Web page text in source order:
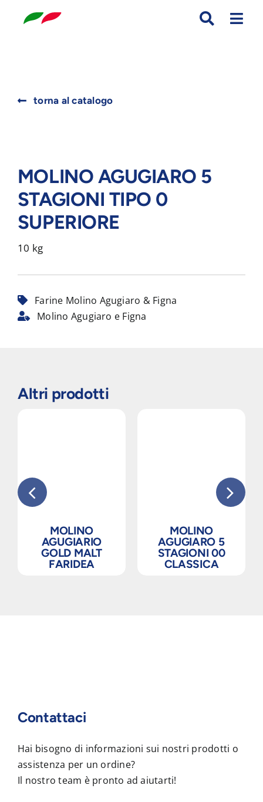
torna al catalogo
MOLINO AGUGIARO 5
STAGIONI TIPO 0
SUPERIORE
10 kg
Farine Molino Agugiaro & Figna
Molino Agugiaro e Figna
Altri prodotti
MOLINO
AGUGIARIO
GOLD MALT
FARIDEA
MOLINO
AGUGIARO 5
STAGIONI 00
CLASSICA
Contattaci
Hai bisogno di informazioni sui nostri prodotti o
assistenza per un ordine?
Il nostro team è pronto ad aiutarti!
for: